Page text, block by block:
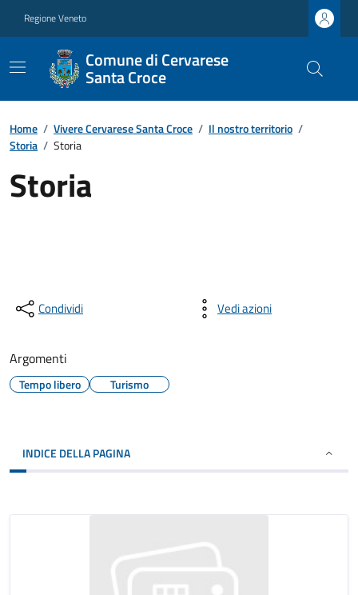
Regione Veneto
Comune di Cervarese
Santa Croce
Home / Vivere Cervarese Santa Croce / Il nostro territorio /
Storia / Storia
Storia
Condividi Vedi azioni
Argomenti
Tempo libero Turismo
INDICE DELLA PAGINA